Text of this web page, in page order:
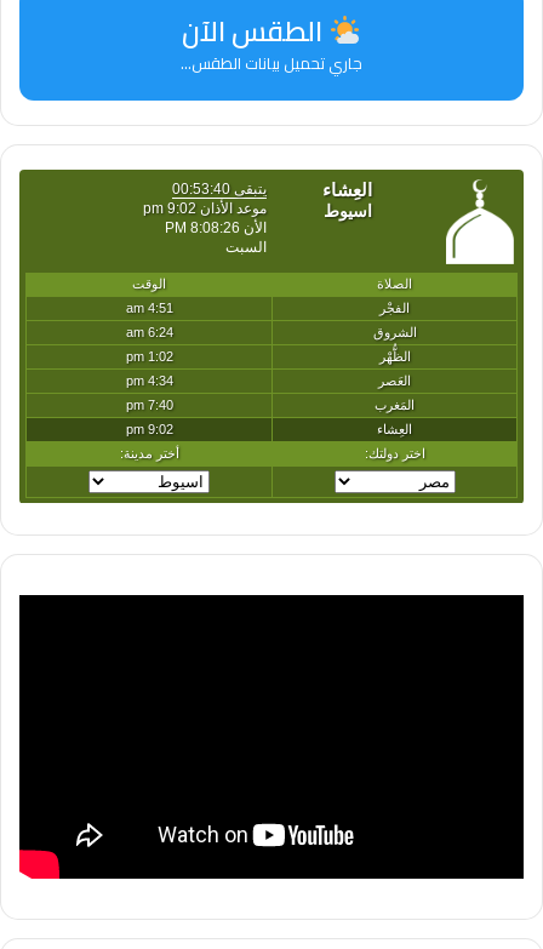
الطقس الآن
جاري تحميل بيانات الطقس...